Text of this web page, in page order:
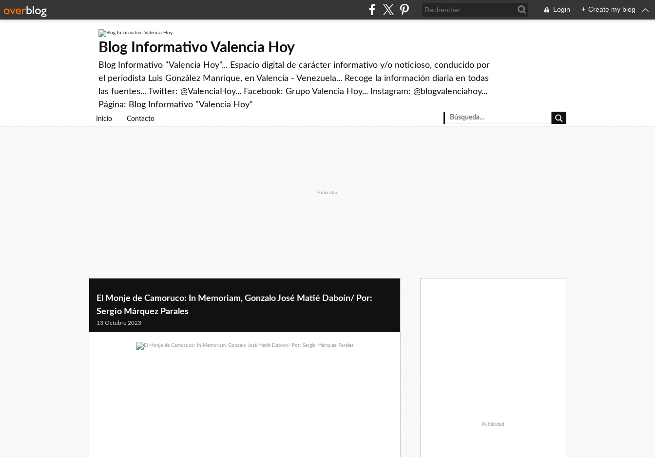
Login + Create my blog
Blog Informativo Valencia Hoy
Blog Informativo "Valencia Hoy"... Espacio digital de carácter informativo y/o noticioso, conducido por
el periodista Luis González Manrique, en Valencia - Venezuela... Recoge la información diaria en todas
las fuentes... Twitter: @ValenciaHoy... Facebook: Grupo Valencia Hoy... Instagram: @blogvalenciahoy...
Página: Blog Informativo "Valencia Hoy"
Inicio Contacto
Publicidad
El Monje de Camoruco: In Memoriam, Gonzalo José Matié Daboín/ Por:
Sergio Márquez Parales
13 Octubre 2023
Publicidad